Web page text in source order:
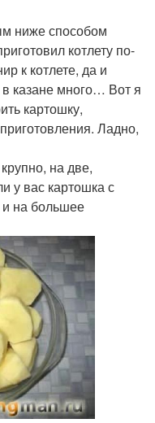
ниже способом
котлету по-
к котлете, да и
в казане много… Вот я
картошку,
Ладно,
на две,
у вас картошка с
и на большее